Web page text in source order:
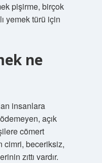
pişirme, birçok
yemek türü için
ne
insanlara
açık
cömert
cimri, beceriksiz,
zıttı vardır.